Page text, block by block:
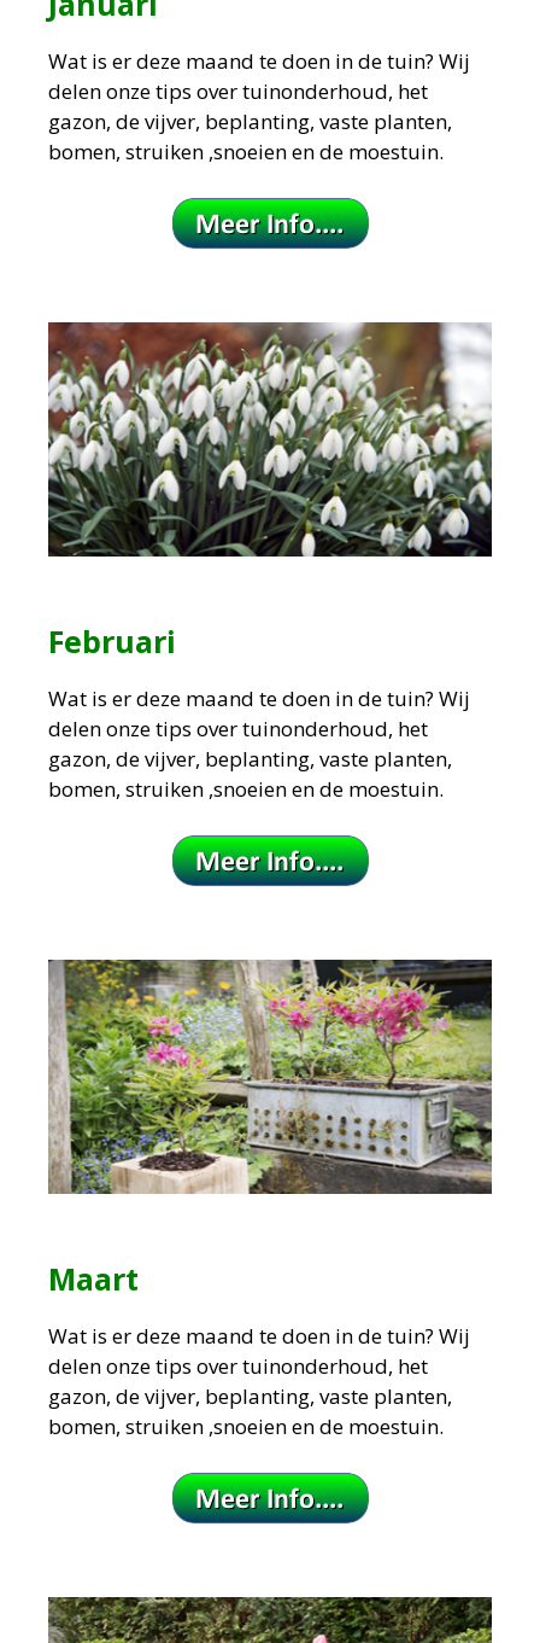
Wat is er deze maand te doen in de tuin? Wij
delen onze tips over tuinonderhoud, het
gazon, de vijver, beplanting, vaste planten,
bomen, struiken ,snoeien en de moestuin.
Februari
Wat is er deze maand te doen in de tuin? Wij
delen onze tips over tuinonderhoud, het
gazon, de vijver, beplanting, vaste planten,
bomen, struiken ,snoeien en de moestuin.
Maart
Wat is er deze maand te doen in de tuin? Wij
delen onze tips over tuinonderhoud, het
gazon, de vijver, beplanting, vaste planten,
bomen, struiken ,snoeien en de moestuin.